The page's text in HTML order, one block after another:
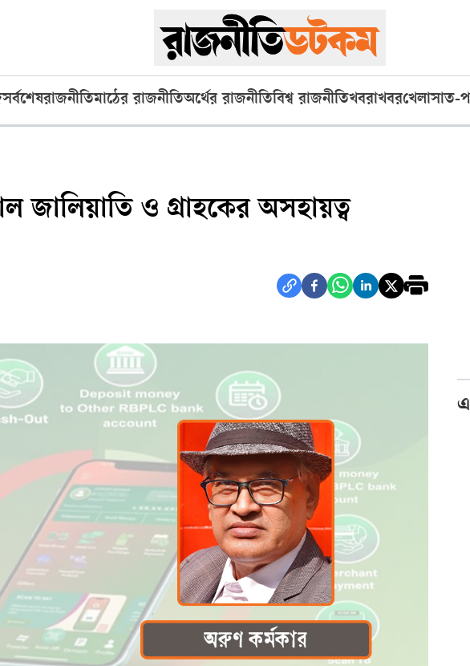
সর্বশেষরাজনীতিমাঠের রাজনীতিঅর্থের রাজনীতিবিশ্ব রাজনীতিখবরাখবরখেলাসাত-
জালিয়াতি ও গ্রাহকের অসহায়ত্ব